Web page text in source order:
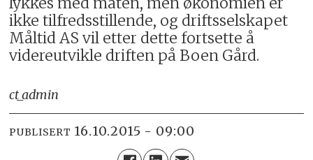
ikke tilfredsstillende, og driftsselskapet
Måltid AS vil etter dette fortsette å
videreutvikle driften på Boen Gård.
ct_admin
PUBLISERT 16.10.2015 - 09:00